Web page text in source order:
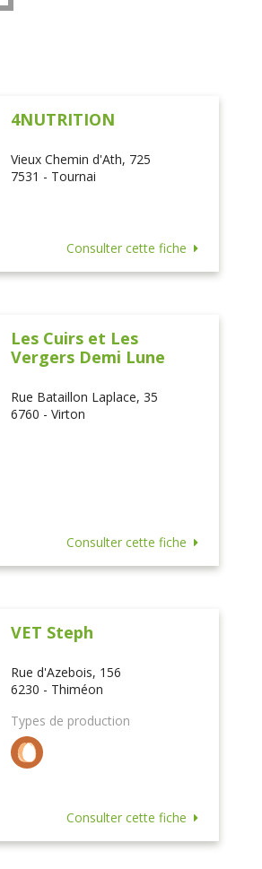
4NUTRITION
Vieux Chemin d'Ath, 725
7531 - Tournai
Consulter cette fiche
Les Cuirs et Les
Vergers Demi Lune
Rue Bataillon Laplace, 35
6760 - Virton
Consulter cette fiche
VET Steph
Rue d'Azebois, 156
6230 - Thiméon
Types de production
Consulter cette fiche